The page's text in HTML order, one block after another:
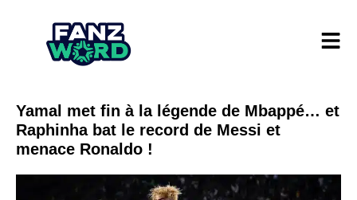
Yamal met fin à la légende de Mbappé… et
Raphinha bat le record de Messi et
menace Ronaldo !